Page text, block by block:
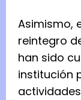
s
i
d
e
n
Asimismo,
reintegro
han sido
institución